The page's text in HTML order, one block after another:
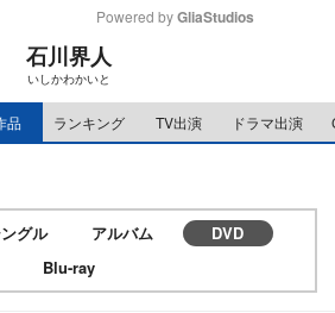
e
Powered by GliaStudios
石川界人
いしかわかいと
品 ランキング TV出演 ドラマ出演
グル アルバム
DVD
Blu-ray